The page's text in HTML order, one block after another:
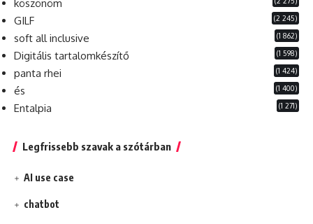
köszönöm
GILF (2 245)
soft all inclusive (1 862)
Digitális tartalomkészítő (1 598)
panta rhei (1 424)
és (1 400)
Entalpia (1 271)
Legfrissebb szavak a szótárban
AI use case
chatbot